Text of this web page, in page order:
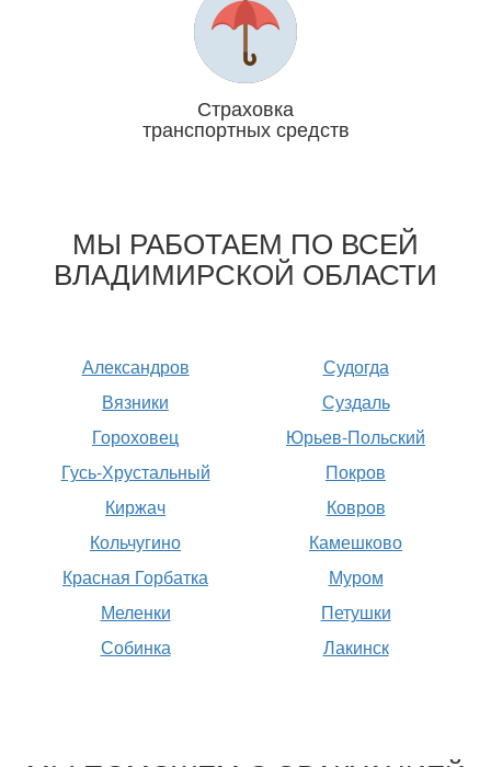
Страховка
транспортных средств
МЫ РАБОТАЕМ ПО ВСЕЙ
ВЛАДИМИРСКОЙ ОБЛАСТИ
Александров
Вязники
Гороховец
Гусь-Хрустальный
Киржач
Кольчугино
Красная Горбатка
Меленки
Собинка
Судогда
Суздаль
Юрьев-Польский
Покров
Ковров
Камешково
Муром
Петушки
Лакинск